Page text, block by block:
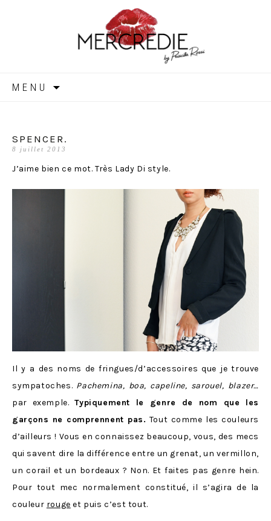
MERCREDIE
MENU
SPENCER.
8 juillet 2013
J’aime bien ce mot. Très Lady Di style.
Il y a des noms de fringues/d’accessoires que je trouve
sympatoches. Pachemina, boa, capeline, sarouel, blazer…
par exemple.Typiquement le genre de nom que les
garçons ne comprennent pas. Tout comme les couleurs
d’ailleurs ! Vous en connaissez beaucoup, vous, des mecs
qui savent dire la différence entre un grenat, un vermillon,
un corail et un bordeaux ? Non. Et faites pas genre hein.
Pour tout mec normalement constitué, il s’agira de la
couleur rouge et puis c’est tout.